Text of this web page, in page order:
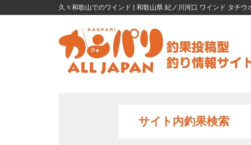
久々和歌山でのワインド | 和歌山県 紀ノ川河口 ワインド タチ
サイト内釣果検索